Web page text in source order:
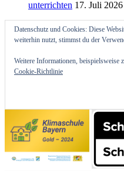
unterrichten 17. Juli 2026
Datenschutz und Cookies: Diese
weiterhin nutzt, stimmst du der
Weitere Informationen,
Cookie-Richtlinie